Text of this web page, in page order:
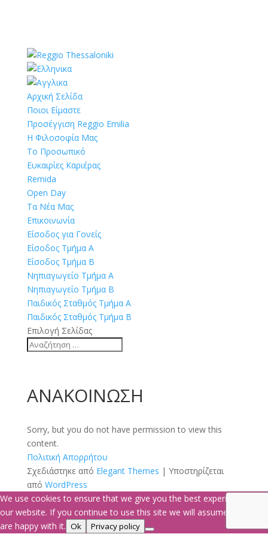
Αρχική Σελίδα
Ποιοι Είμαστε
Προσέγγιση Reggio Emilia
Η Φιλοσοφία Μας
Το Προσωπικό
Ευκαιρίες Καριέρας
Remida
Open Day
Τα Νέα Μας
Επικοινωνία
Είσοδος για Γονείς
Είσοδος Τμήμα Α
Είσοδος Τμήμα Β
Νηπιαγωγείο Τμήμα Α
Νηπιαγωγείο Τμήμα Β
Παιδικός Σταθμός Τμήμα Α
Παιδικός Σταθμός Τμήμα Β
Επιλογή Σελίδας
ΑΝΑΚΟΙΝΩΣΗ
Sorry, but you do not have permission to view this
content.
Πολιτική Απορρήτου
Σχεδιάστηκε από Elegant Themes | Υποστηρίζεται
από WordPress
We use cookies to ensure that we give you the best experience on
our website. If you continue to use this site we will assume that you
are happy with it. Ok Privacy policy